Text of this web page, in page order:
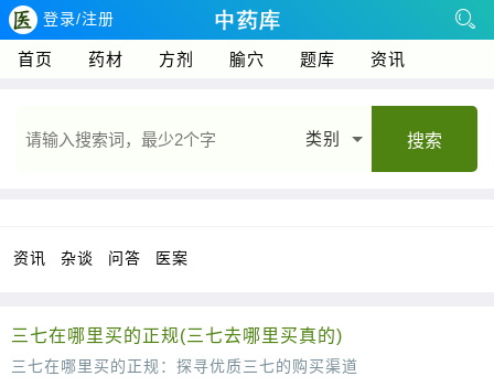
登录/注册
首页 药材 方剂 腧穴 题库 资讯
类别 搜索
资讯 杂谈 问答 医案
三七在哪里买的正规(三七去哪里买真的)
三七在哪里买的正规：探寻优质三七的购买渠道